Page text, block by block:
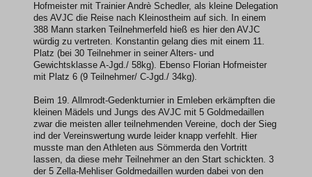
Hofmeister mit Trainier Andrè Schedler, als kleine Delegation
des AVJC die Reise nach Kleinostheim auf sich. In einem
388 Mann starken Teilnehmerfeld hieß es hier den AVJC
würdig zu vertreten. Konstantin gelang dies mit einem 11.
Platz (bei 30 Teilnehmer in seiner Alters- und
Gewichtsklasse A-Jgd./ 58kg). Ebenso Florian Hofmeister
mit Platz 6 (9 Teilnehmer/ C-Jgd./ 34kg).
Beim 19. Allmrodt-Gedenkturnier in Emleben erkämpften die
kleinen Mädels und Jungs des AVJC mit 5 Goldmedaillen
zwar die meisten aller teilnehmenden Vereine, doch der Sieg
ind der Vereinswertung wurde leider knapp verfehlt. Hier
musste man den Athleten aus Sömmerda den Vortritt
lassen, da diese mehr Teilnehmer an den Start schickten. 3
der 5 Zella-Mehliser Goldmedaillen wurden dabei von den